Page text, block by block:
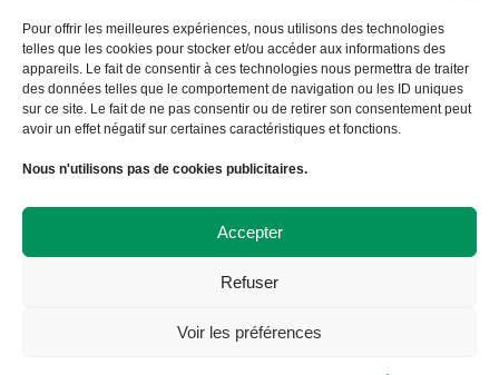
Pour offrir les meilleures expériences, nous utilisons des technologies
telles que les cookies pour stocker et/ou accéder aux informations des
appareils. Le fait de consentir à ces technologies nous permettra de traiter
des données telles que le comportement de navigation ou les ID uniques
sur ce site. Le fait de ne pas consentir ou de retirer son consentement peut
avoir un effet négatif sur certaines caractéristiques et fonctions.
Nous n'utilisons pas de cookies publicitaires.
Accepter
Refuser
Voir les préférences
←Évènement précédent Évènement suivant→
108 avenue Victor Hugo
09 72 57 35 57
contact@abicyclette-tulle.fr
Copyright 2023 Association À Bicyclette
Politique de cookies